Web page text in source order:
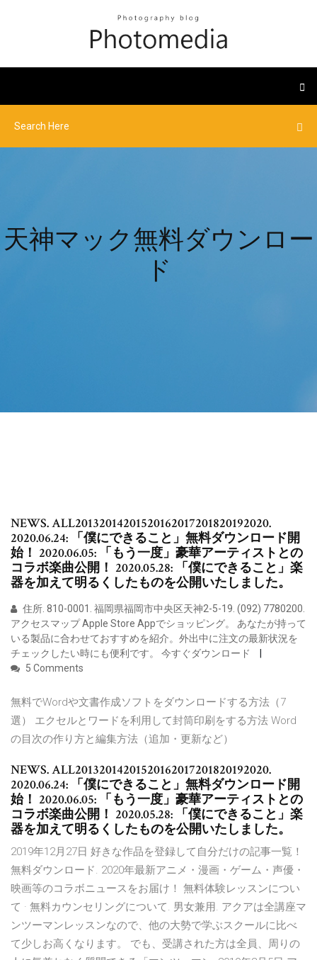
天神マック無料ダウンロー
ド
NEWS. ALL20132014201520162017201820192020.
2020.06.24: 「僕にできること」無料ダウンロード開
始！ 2020.06.05: 「もう一度」豪華アーティストとの
コラボ楽曲公開！ 2020.05.28: 「僕にできること」楽
器を加えて明るくしたものを公開いたしました。
住所. 810-0001. 福岡県福岡市中央区天神2-5-19. (092) 7780200.
アクセスマップ Apple Store Appでショッピング。 あなたが持って
いる製品に合わせておすすめを紹介。外出中に注文の最新状況を
チェックしたい時にも便利です。 今すぐダウンロード
5 Comments
無料でWordや文書作成ソフトをダウンロードする方法（7
選） エクセルとワードを利用して封筒印刷をする方法 Word
の目次の作り方と編集方法（追加・更新など）
NEWS. ALL20132014201520162017201820192020.
2020.06.24: 「僕にできること」無料ダウンロード開
始！ 2020.06.05: 「もう一度」豪華アーティストとの
コラボ楽曲公開！ 2020.05.28: 「僕にできること」楽
器を加えて明るくしたものを公開いたしました。
2019年12月27日 好きな作品を登録して自分だけの記事一覧！
無料ダウンロード. 2020年最新アニメ・漫画・ゲーム・声優・
映画等のコラボニュースをお届け！ 無料体験レッスンについ
て · 無料カウンセリングについて. 男女兼用. アクアは全講座マ
ンツーマンレッスンなので、他の大勢で学ぶスクールに比べ
て少しお高くなります。 でも、受講された方は全員、周りの